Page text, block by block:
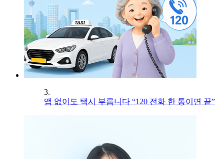
3.
앱 없이도 택시 부릅니다 “120 전화 한 통이면 끝”